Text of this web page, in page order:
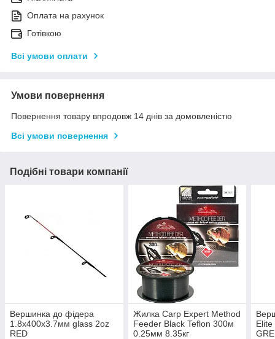
Оплата на рахунок
Готівкою
Всі умови оплати
Умови повернення
Повернення товару впродовж 14 днів за домовленістю
Всі умови повернення
Подібні товари компанії
Вершинка до фідера
1.8x400x3.7мм glass 2oz
RED
Жилка Carp Expert Method
Feeder Black Teflon 300м
0.25мм 8.35кг